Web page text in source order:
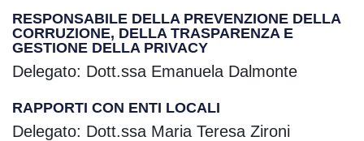
RESPONSABILE DELLA PREVENZIONE DELLA
CORRUZIONE, DELLA TRASPARENZA E
GESTIONE DELLA PRIVACY
Delegato: Dott.ssa Emanuela Dalmonte
RAPPORTI CON ENTI LOCALI
Delegato: Dott.ssa Maria Teresa Zironi